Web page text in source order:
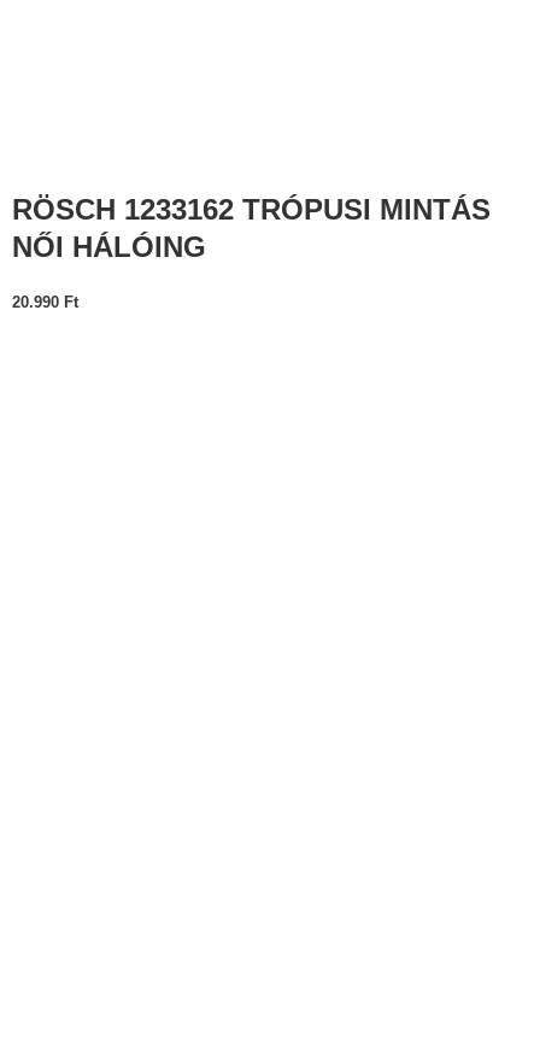
RÖSCH 1233162 TRÓPUSI MINTÁS
NŐI HÁLÓING
20.990 Ft